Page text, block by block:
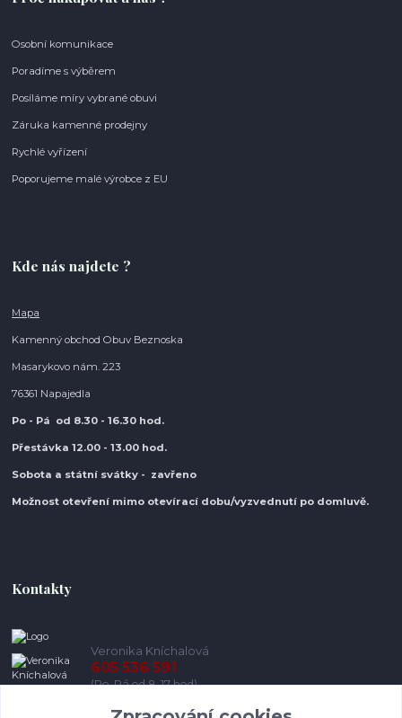
Osobní komunikace
Poradíme s výběrem
Posíláme míry vybrané obuvi
Záruka kamenné prodejny
Rychlé vyřízení
Poporujeme malé výrobce z EU
Kde nás najdete ?
Mapa
Kamenný obchod Obuv Beznoska
Masarykovo nám. 223
76361 Napajedla
Po - Pá od 8.30 - 16.30 hod.
Přestávka 12.00 - 13.00 hod.
Sobota a státní svátky - zavřeno
Možnost otevření mimo otevírací dobu/vyzvednutí po domluvě.
Kontakty
Veronika Kníchalová
605 536 591
(Po-Pá od 8-17 hod)